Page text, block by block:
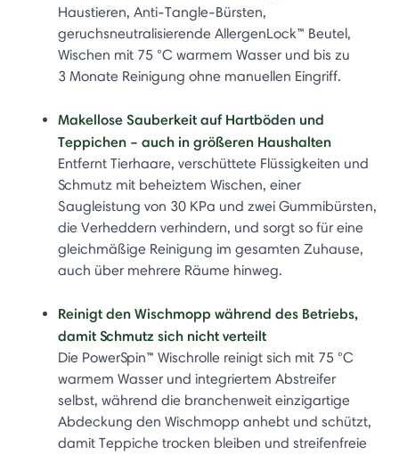
Haustieren, Anti-Tangle-Bürsten,
geruchsneutralisierende AllergenLock™ Beutel,
Wischen mit 75 °C warmem Wasser und bis zu
3 Monate Reinigung ohne manuellen Eingriff.
Makellose Sauberkeit auf Hartböden und
Teppichen – auch in größeren Haushalten
Entfernt Tierhaare, verschüttete Flüssigkeiten und
Schmutz mit beheiztem Wischen, einer
Saugleistung von 30 KPa und zwei Gummibürsten,
die Verheddern verhindern, und sorgt so für eine
gleichmäßige Reinigung im gesamten Zuhause,
auch über mehrere Räume hinweg.
Reinigt den Wischmopp während des Betriebs,
damit Schmutz sich nicht verteilt
Die PowerSpin™ Wischrolle reinigt sich mit 75 °C
warmem Wasser und integriertem Abstreifer
selbst, während die branchenweit einzigartige
Abdeckung den Wischmopp anhebt und schützt,
damit Teppiche trocken bleiben und streifenfreie